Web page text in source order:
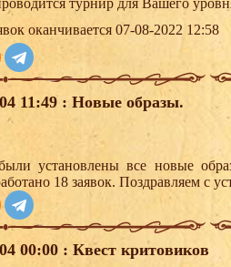
турнир для Вашего
оканчивается 07-08-2022 12:58
11:49 : Новые образы.
установлены все новые
18 заявок. Поздравляем с
00:00 : Квест критовиков